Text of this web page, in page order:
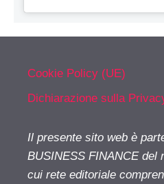
Cookie Policy (UE)
Dichiarazione sulla
Il presente sito web è
BUSINESS FINANCE del
cui rete editoriale